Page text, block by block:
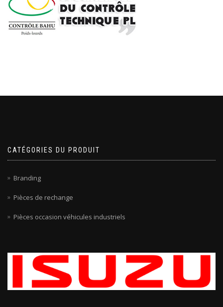
CATÉGORIES DU PRODUIT
Branding
Pièces de rechange
Pièces occasion véhicules industriels